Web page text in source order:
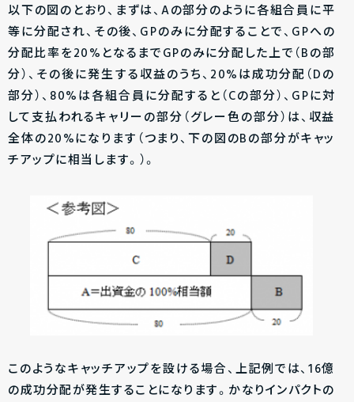
以下の図のとおり、まずは、Aの部分のように各組合員に平
等に分配され、その後、GPのみに分配することで、GPへの
分配比率を20%となるまでGPのみに分配した上で（Bの部
分）、その後に発生する収益のうち、20%は成功分配（Dの
部分）、80%は各組合員に分配すると（Cの部分）、GPに対
して支払われるキャリーの部分（グレー色の部分）は、収益
全体の20%になります（つまり、下の図のBの部分がキャッ
チアップに相当します。）。
このようなキャッチアップを設ける場合、上記例では、16億
の成功分配が発生することになります。かなりインパクトの